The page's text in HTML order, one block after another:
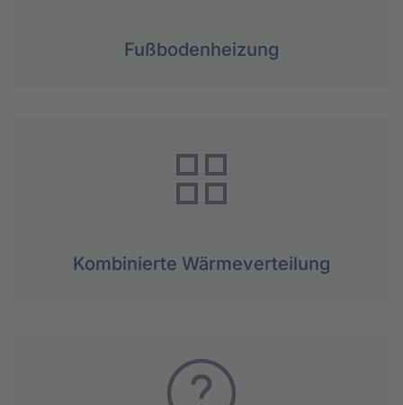
Fußbodenheizung
Kombinierte Wärme­verteilung